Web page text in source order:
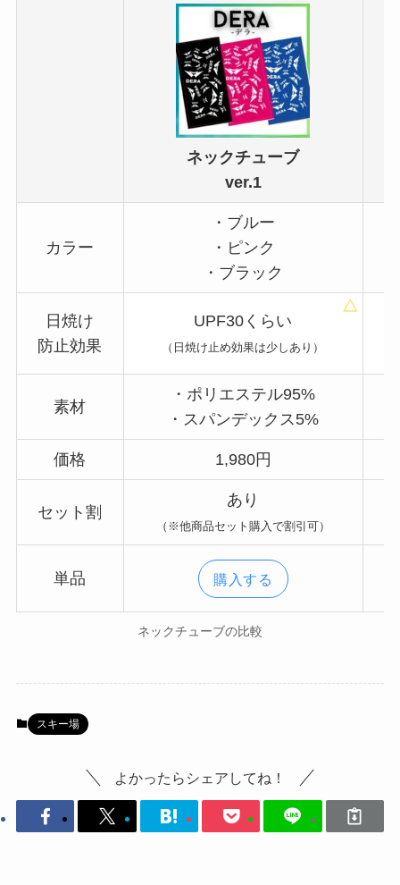
ネックチューブ
ver.1
カラー
・ブルー
・ピンク
・ブラック
日焼け
防止効果
UPF30くらい
（日焼け止め効果は少しあり）
素材
・ポリエステル95%
・スパンデックス5%
価格 1,980円
セット割
あり
（※他商品セット購入で割引可）
単品 購入する
ネックチューブの比較
スキー場
よかったらシェアしてね！